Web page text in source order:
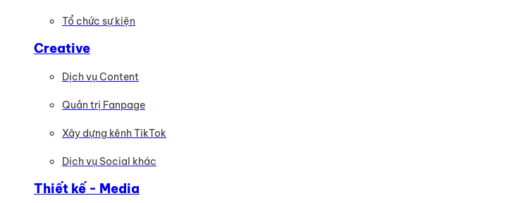
Tổ chức sự kiện
Creative
Dịch vụ Content
Quản trị Fanpage
Xây dựng kênh TikTok
Dịch vụ Social khác
Thiết kế - Media